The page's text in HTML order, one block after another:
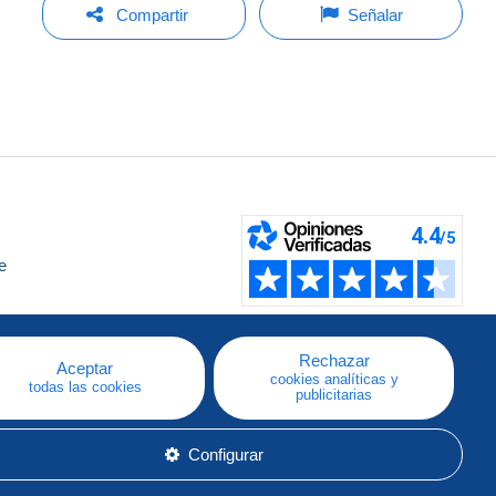
Compartir Señalar
Aceptar
todas las cookies
Rechazar
cookies analíticas y
publicitarias
Configurar